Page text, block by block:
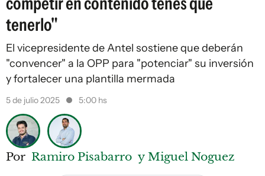
tenerlo"
El vicepresidente de Antel sostiene que deberán
"convencer" a la OPP para "potenciar" su inversión
y fortalecer una plantilla mermada
5 de julio 2025 5:00 hs
Por Ramiro Pisabarro y Miguel Noguez